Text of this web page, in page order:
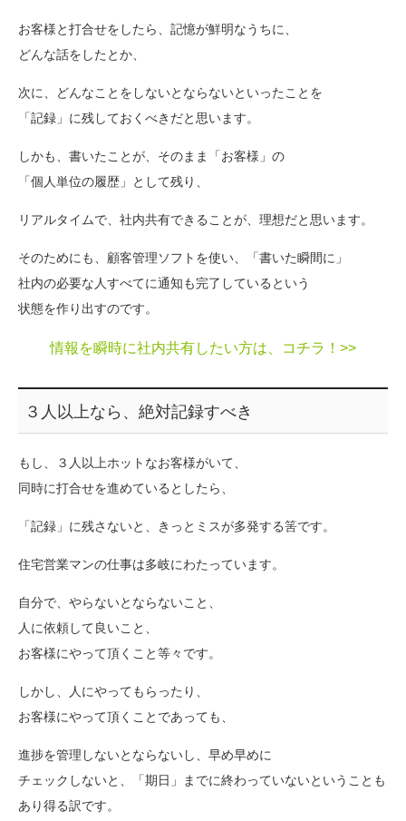
お客様と打合せをしたら、記憶が鮮明なうちに、
どんな話をしたとか、
次に、どんなことをしないとならないといったことを
「記録」に残しておくべきだと思います。
しかも、書いたことが、そのまま「お客様」の
「個人単位の履歴」として残り、
リアルタイムで、社内共有できることが、理想だと思います。
そのためにも、顧客管理ソフトを使い、「書いた瞬間に」
社内の必要な人すべてに通知も完了しているという
状態を作り出すのです。
情報を瞬時に社内共有したい方は、コチラ！>>
３人以上なら、絶対記録すべき
もし、３人以上ホットなお客様がいて、
同時に打合せを進めているとしたら、
「記録」に残さないと、きっとミスが多発する筈です。
住宅営業マンの仕事は多岐にわたっています。
自分で、やらないとならないこと、
人に依頼して良いこと、
お客様にやって頂くこと等々です。
しかし、人にやってもらったり、
お客様にやって頂くことであっても、
進捗を管理しないとならないし、早め早めに
チェックしないと、「期日」までに終わっていないということも
あり得る訳です。